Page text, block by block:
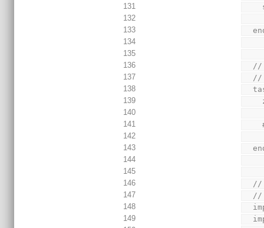
131
132
133
134
135
136
137
  //
138
139
140
141
142
143
144
145
146
147
  //
148
149